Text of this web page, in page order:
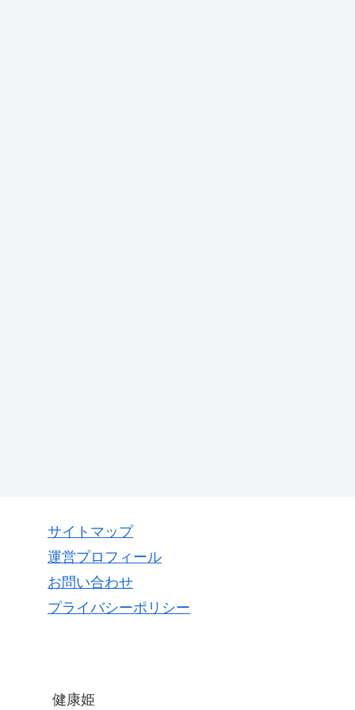
サイトマップ
運営プロフィール
お問い合わせ
プライバシーポリシー
健康姫